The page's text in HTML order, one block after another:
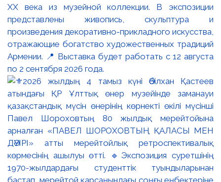
XX века из музейной коллекции. В экспозиции
представлены живопись, скульптура и
произведения декоративно-прикладного искусства,
отражающие богатство художественных традиций
Армении. 📍 Выставка будет работать с 12 августа
по 2 сентября 2026 года.